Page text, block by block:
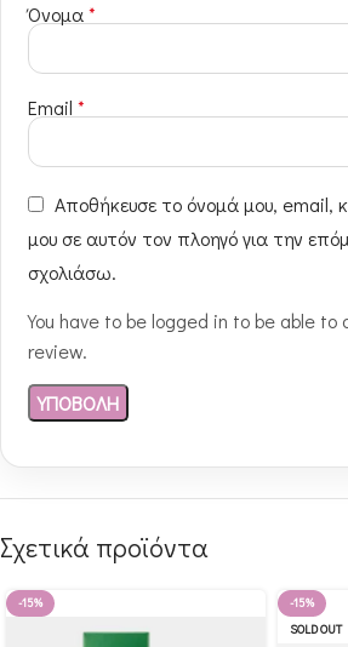
Όνομα*
Email *
Αποθήκευσε το όνομά μου, email,
μου σε αυτόν τον πλοηγό για την
σχολιάσω.
You have to be logged in to be able to
review.
Σχετικά προϊόντα
-15%
-15%
SOLD OUT